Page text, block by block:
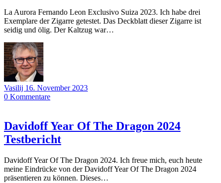
La Aurora Fernando Leon Exclusivo Suiza 2023. Ich habe drei
Exemplare der Zigarre getestet. Das Deckblatt dieser Zigarre ist
seidig und ölig. Der Kaltzug war…
Vasilij 16. November 2023
0 Kommentare
Davidoff Year Of The Dragon 2024
Testbericht
Davidoff Year Of The Dragon 2024. Ich freue mich, euch heute
meine Eindrücke von der Davidoff Year Of The Dragon 2024
präsentieren zu können. Dieses…